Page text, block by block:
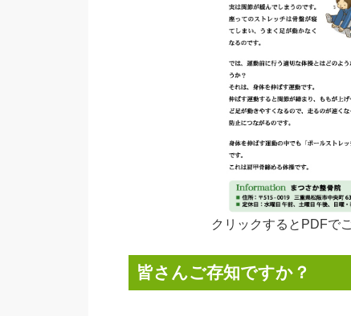
クリックするとPDFで
皆さんご存知ですか？